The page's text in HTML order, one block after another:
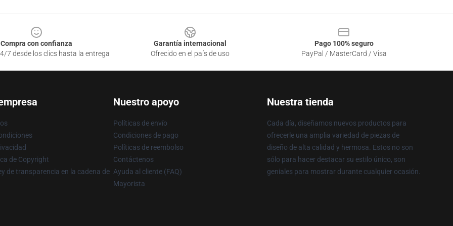
Compra con confianza
7 desde los clics hasta la entrega
Garantía internacional
Ofrecido en el país de uso
Pago 100% seguro
PayPal / MasterCard / Visa
de Copyright
de transparencia en la cadena de
Nuestro apoyo
Políticas de envío
Condiciones de pago
Políticas de reembolso
Contáctenos
Ayuda al cliente (FAQ)
Mayorista
Nuestra tienda
Cada día, diseñamos nuevos productos para
ofrecerle una amplia variedad de piezas de
diseño de alta calidad y hermosa. Estos no son
sólo para hacer destacar su estilo único, son
geniales para mostrar durante cualquier ocasión.